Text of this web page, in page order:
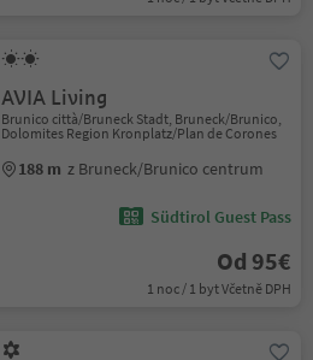
AVIA Living
Brunico città/Bruneck Stadt, Bruneck/Brunico,
Dolomites Region Kronplatz/Plan de Corones
188 m z Bruneck/Brunico centrum
Südtirol Guest Pass
Od 95€
1 noc / 1 byt Včetně DPH